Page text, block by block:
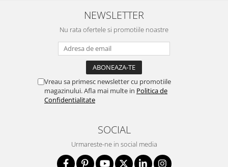
NEWSLETTER
Nu rata ofertele si promotiile noastre
Vreau sa primesc newsletter cu promotiile
magazinului. Afla mai multe in Politica de
Confidentialitate
SOCIAL
Urmareste-ne in social media